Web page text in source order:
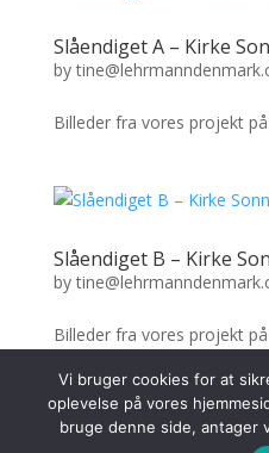
Slåendiget A – Kirke
by
Billeder fra vores projekt på
Slåendiget B – Kirke
by
Billeder fra vores projekt på
Vi bruger cookies for at
oplevelse på vores
bruge denne side, antager